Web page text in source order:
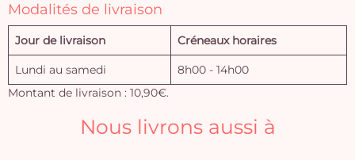
Modalités de livraison
Jour de livraison Créneaux horaires
Lundi au samedi
8h00 - 14h00
Montant de livraison : 10,90€.
Nous livrons aussi à